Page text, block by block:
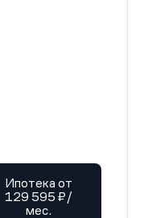
Ипотека от
129 595 ₽/
мес.